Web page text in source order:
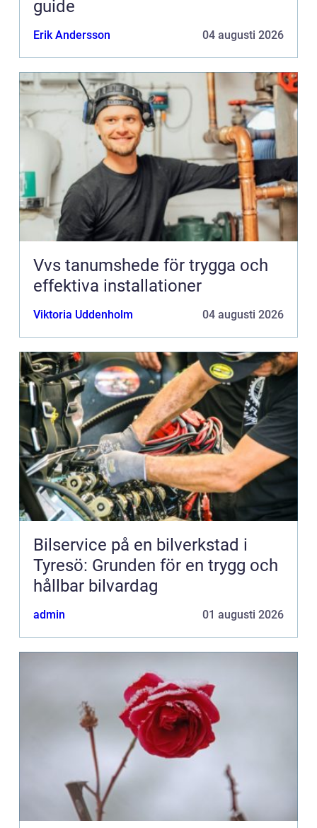
guide
Erik Andersson 04 augusti 2026
Vvs tanumshede för trygga och
effektiva installationer
Viktoria Uddenholm 04 augusti 2026
Bilservice på en bilverkstad i
Tyresö: Grunden för en trygg och
hållbar bilvardag
admin 01 augusti 2026